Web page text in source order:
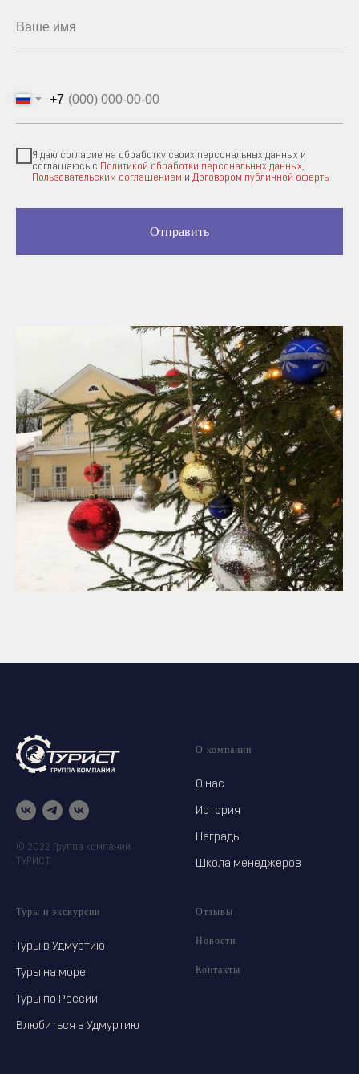
+7
Я даю согласие на обработку своих персональных данных и
соглашаюсь с
Политикой обработки персональных данных,
Пользовательским соглашением и Договором публичной оферты
Отправить
© 2022 Группа компаний
ТУРИСТ
О компании
О нас
История
Награды
Школа менеджеров
Туры и экскурсии
Туры в Удмуртию
Туры на море
Туры по России
Влюбиться в Удмуртию
Отзывы
Новости
Контакты